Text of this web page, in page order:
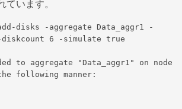
ています。
disks -aggregate Data_aggr1 -
-diskcount 6 -simulate true
to aggregate "Data_aggr1" on node
following manner: